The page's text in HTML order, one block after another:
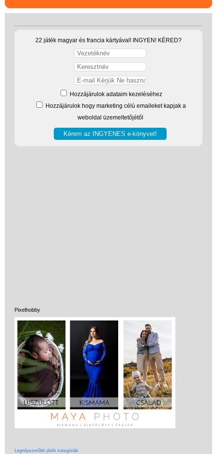
22 játék magyar és francia kártyával! INGYEN! KÉRED?
Hozzájárulok adataim kezeléséhez
Hozzájárulok hogy marketing célú emaileket kapjak a
weboldal üzemeltetőjétől
Pixelhobby
Legnépszerűbb játék kategóriák
Társasjáték
Tudományos játék
Úti játékok, Utazó játékok
Ügyességi játékok
CSAK NÁLUNK - Egyedi
Vélemények
Adatkezelés
ÁSZF
Szállítási költség 1490 Ft-tól,
de akár INGYEN!
1-3 munkanapos kiszállítás
5%-os törzsvásárlói